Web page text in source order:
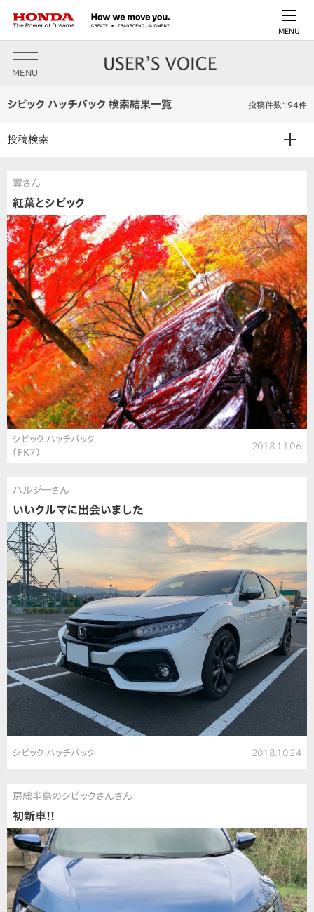
MENU
MENU
シビック ハッチバック 検索結果一覧 投稿件数194件
投稿検索
翼さん
紅葉とシビック
シビック ハッチバック
（FK7）
2018.11.06
ハルジ―さん
いいクルマに出会いました
シビック ハッチバック 2018.10.24
房総半島のシビックさんさん
初新車!!